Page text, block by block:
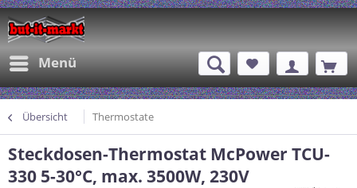
Menü
Übersicht Thermostate
Steckdosen-Thermostat McPower TCU-
330 5-30°C, max. 3500W, 230V